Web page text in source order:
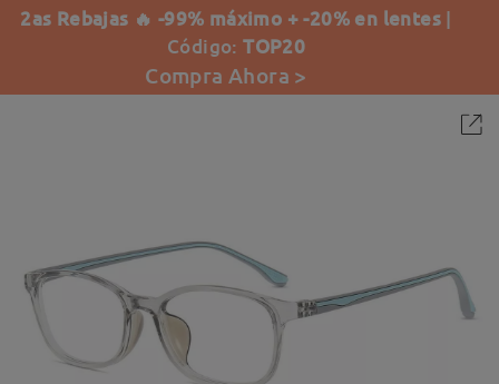
2as Rebajas 🔥 -99% máximo + -20% en lentes |
Código:TOP20
Compra Ahora >